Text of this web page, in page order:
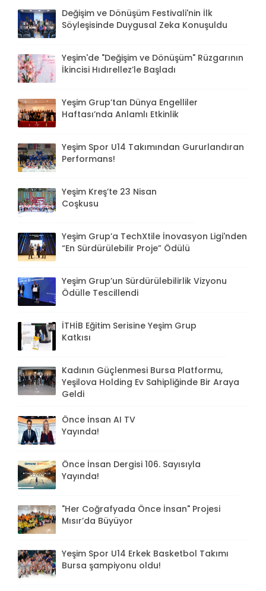
Değişim ve Dönüşüm Festivali'nin İlk
Söyleşisinde Duygusal Zeka Konuşuldu
Yeşim'de "Değişim ve Dönüşüm" Rüzgarının
İkincisi Hıdırellez’le Başladı
Yeşim Grup’tan Dünya Engelliler
Haftası’nda Anlamlı Etkinlik
Yeşim Spor U14 Takımından Gururlandıran
Performans!
Yeşim Kreş’te 23 Nisan
Coşkusu
Yeşim Grup’a TechXtile İnovasyon Ligi'nden
“En Sürdürülebilir Proje” Ödülü
Yeşim Grup’un Sürdürülebilirlik Vizyonu
Ödülle Tescillendi
İTHİB Eğitim Serisine Yeşim Grup
Katkısı
Kadının Güçlenmesi Bursa Platformu,
Yeşilova Holding Ev Sahipliğinde Bir Araya
Geldi
Önce İnsan AI TV
Yayında!
Önce İnsan Dergisi 106. Sayısıyla
Yayında!
"Her Coğrafyada Önce İnsan" Projesi
Mısır’da Büyüyor
Yeşim Spor U14 Erkek Basketbol Takımı
Bursa şampiyonu oldu!